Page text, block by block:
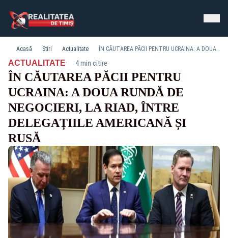
Acasă Știri Actualitate ÎN CĂUTAREA PĂCII PENTRU UCRAINA: A DOUA RUNDĂ DE NEGOCIERI, LA RIAD, ÎNTRE DELEGAȚIILE AMERICANĂ ȘI RUSĂ
ACTUALITATE· 4 min citire
ÎN CĂUTAREA PĂCII PENTRU
UCRAINA: A DOUA RUNDĂ DE
NEGOCIERI, LA RIAD, ÎNTRE
DELEGAȚIILE AMERICANĂ ȘI
RUSĂ